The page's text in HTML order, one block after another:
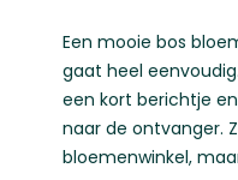
Een mooie bos
gaat heel
een kort berichtje
naar de ontvanger.
bloemenwinkel,